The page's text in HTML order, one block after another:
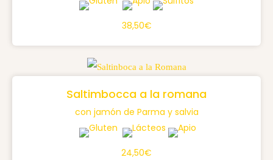
38,50€
Saltimbocca a la romana
con jamón de Parma y salvia
24,50€